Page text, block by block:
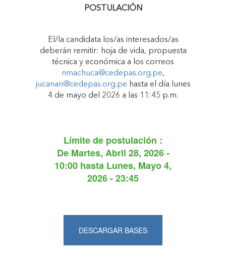
POSTULACIÓN
El/la candidata los/as interesados/as
deberán remitir: hoja de vida, propuesta
técnica y económica a los correos
nmachuca@cedepas.org.pe,
jucanan@cedepas.org.pe hasta el día lunes
4 de mayo del 2026 a las 11:45 p.m.
Límite de postulación :
De Martes, Abril 28, 2026 -
10:00 hasta Lunes, Mayo 4,
2026 - 23:45
DESCARGAR BASES